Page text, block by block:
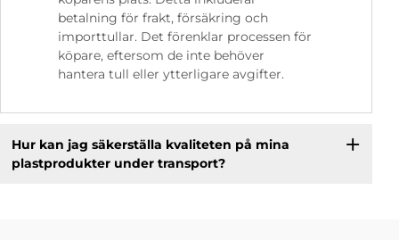
betalning för frakt, försäkring och
importtullar. Det förenklar processen för
köpare, eftersom de inte behöver
hantera tull eller ytterligare avgifter.
Hur kan jag säkerställa kvaliteten på mina
plastprodukter under transport?